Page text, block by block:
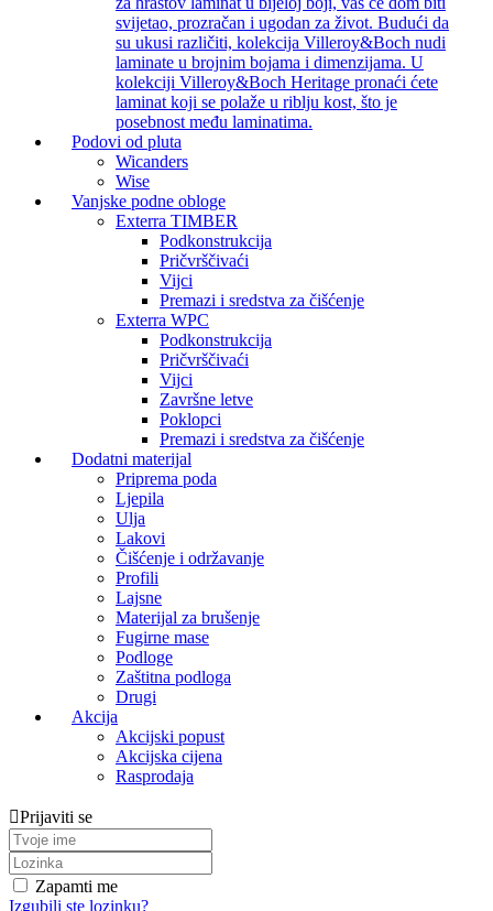
svijetao, prozračan i ugodan za život. Budući da
su ukusi različiti, kolekcija Villeroy&Boch nudi
laminate u brojnim bojama i dimenzijama. U
kolekciji Villeroy&Boch Heritage pronaći ćete
laminat koji se polaže u riblju kost, što je
posebnost među laminatima.
Podovi od pluta
Wicanders
Wise
Vanjske podne obloge
Exterra TIMBER
Podkonstrukcija
Pričvrščivaći
Vijci
Premazi i sredstva za čišćenje
Exterra WPC
Podkonstrukcija
Pričvrščivaći
Vijci
Završne letve
Poklopci
Premazi i sredstva za čišćenje
Dodatni materijal
Priprema poda
Ljepila
Ulja
Lakovi
Čišćenje i održavanje
Profili
Lajsne
Materijal za brušenje
Fugirne mase
Podloge
Zaštitna podloga
Drugi
Akcija
Akcijski popust
Akcijska cijena
Rasprodaja
Prijaviti se
Zapamti me
Izgubili ste lozinku?